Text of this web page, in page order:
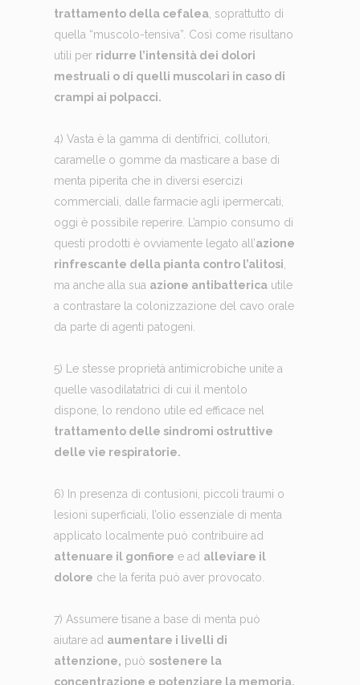
trattamento della cefalea, soprattutto di
quella “muscolo-tensiva”. Così come risultano
utili per ridurre l’intensità dei dolori
mestruali o di quelli muscolari in caso di
crampi ai polpacci.
4) Vasta è la gamma di dentifrici, collutori,
caramelle o gomme da masticare a base di
menta piperita che in diversi esercizi
commerciali, dalle farmacie agli ipermercati,
oggi è possibile reperire. L’ampio consumo di
questi prodotti è ovviamente legato all’azione
rinfrescante della pianta contro l’alitosi
ma anche alla sua azione antibattericautile
a contrastare la colonizzazione del cavo orale
da parte di agenti patogeni.
5) Le stesse proprietà antimicrobiche unite a
quelle vasodilatatrici di cui il mentolo
dispone, lo rendono utile ed efficace nel
trattamento delle sindromi ostruttive
delle vie respiratorie.
6) In presenza di contusioni, piccoli traumi o
lesioni superficiali, l’olio essenziale di menta
applicato localmente può contribuire ad
attenuare il gonfiore e ad alleviare il
dolore che la ferita può aver provocato.
7) Assumere tisane a base di menta può
aiutare ad aumentare i livelli di
attenzione, può sostenere la
concentrazione e potenziare la memoria.